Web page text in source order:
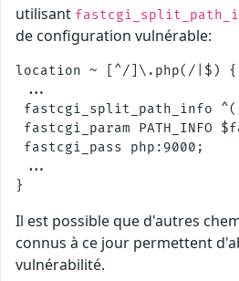
utilisant
de configuration vulnérable:
location ~ [^/]\.php(/|$) {
...
fastcgi_split_path_info
fastcgi_param PATH_INFO
fastcgi_pass php:9000;
...
Il est possible que d'autres
connus à ce jour permettent
vulnérabilité.